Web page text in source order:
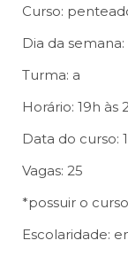
Curso:
Dia da semana:
Turma: a
Horário: 19h às
Data do curso:
Vagas: 25
*possuir o
Escolaridade: